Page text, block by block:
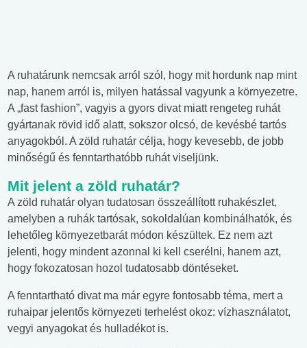
A ruhatárunk nemcsak arról szól, hogy mit hordunk nap mint
nap, hanem arról is, milyen hatással vagyunk a környezetre.
A „fast fashion”, vagyis a gyors divat miatt rengeteg ruhát
gyártanak rövid idő alatt, sokszor olcsó, de kevésbé tartós
anyagokból. A zöld ruhatár célja, hogy kevesebb, de jobb
minőségű és fenntarthatóbb ruhát viseljünk.
Mit jelent a zöld ruhatár?
A zöld ruhatár olyan tudatosan összeállított ruhakészlet,
amelyben a ruhák tartósak, sokoldalúan kombinálhatók, és
lehetőleg környezetbarát módon készültek. Ez nem azt
jelenti, hogy mindent azonnal ki kell cserélni, hanem azt,
hogy fokozatosan hozol tudatosabb döntéseket.
A fenntartható divat ma már egyre fontosabb téma, mert a
ruhaipar jelentős környezeti terhelést okoz: vízhasználatot,
vegyi anyagokat és hulladékot is.